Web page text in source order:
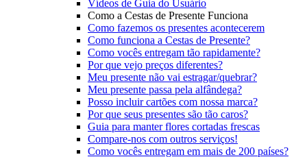
Vídeos de Guia do Usuário
Como a Cestas de Presente Funciona
Como fazemos os presentes acontecerem
Como funciona a Cestas de Presente?
Como vocês entregam tão rapidamente?
Por que vejo preços diferentes?
Meu presente não vai estragar/quebrar?
Meu presente passa pela alfândega?
Posso incluir cartões com nossa marca?
Por que seus presentes são tão caros?
Guia para manter flores cortadas frescas
Compare-nos com outros serviços!
Como vocês entregam em mais de 200 países?